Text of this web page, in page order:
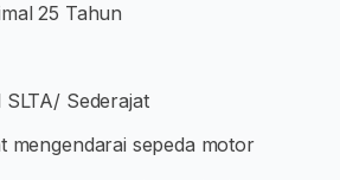
25 Tahun
SLTA/ Sederajat
mengendarai sepeda motor